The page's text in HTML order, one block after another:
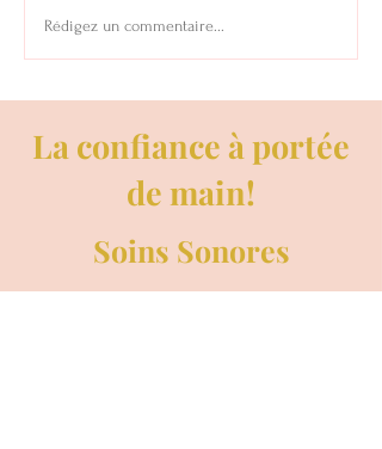
UN PARFUM D'AMOUR:
LE PARFUM DE JÉSUS ET
Rédigez un commentaire...
La confiance à portée
de main!
Soins Sonores